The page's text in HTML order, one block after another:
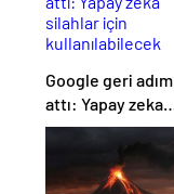
Google geri adım
attı: Yapay zeka
silahlar için